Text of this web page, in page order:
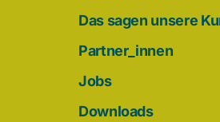
Das sagen unsere
Partner_innen
Jobs
Downloads